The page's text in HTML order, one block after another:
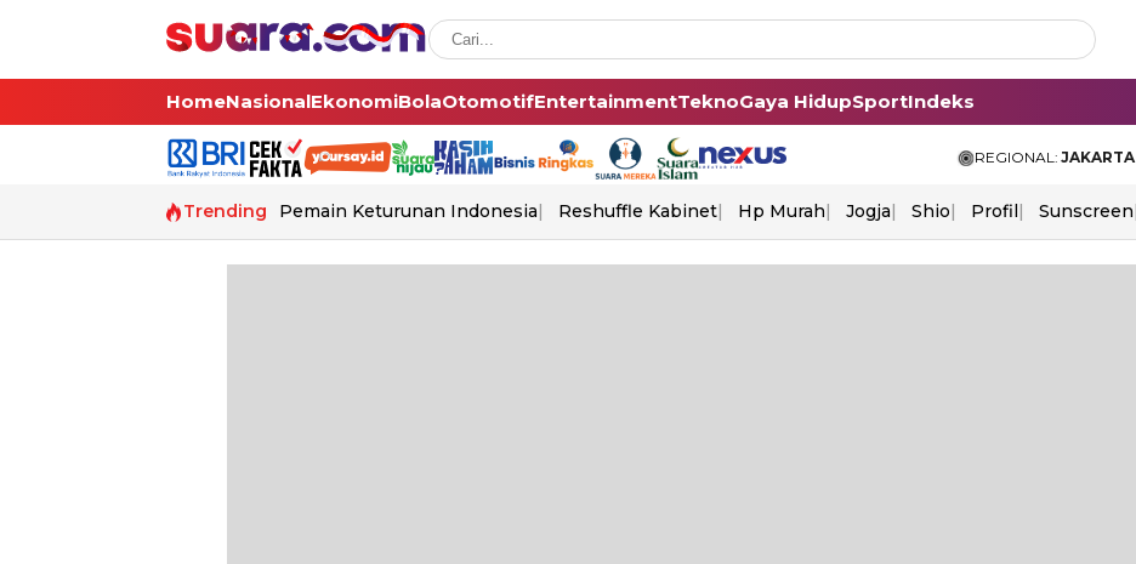
HomeNasionalEkonomiBolaOtomotifEntertainmentTeknoGaya HidupSportIndeks
REGIONAL: JAKARTA
Trending Pemain Keturunan Indonesia Reshuffle Kabinet Hp Murah Jogja Shio Profil Sunscreen